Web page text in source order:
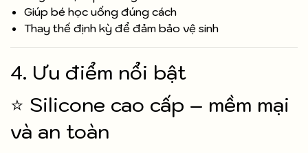
Giúp bé học uống đúng cách
Thay thế định kỳ để đảm bảo vệ sinh
4. Ưu điểm nổi bật
⭐ Silicone cao cấp – mềm mại
và an toàn